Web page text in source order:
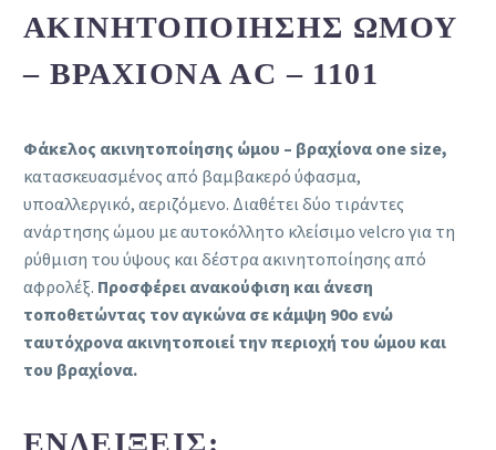
ΑΚΙΝΗΤΟΠΟΊΗΣΗΣ ΏΜΟΥ
– ΒΡΑΧΊΟΝΑ AC – 1101
Φάκελος ακινητοποίησης ώμου – βραχίονα one size,
κατασκευασμένος από βαμβακερό ύφασμα,
υποαλλεργικό, αεριζόμενο. Διαθέτει δύο τιράντες
ανάρτησης ώμου με αυτοκόλλητο κλείσιμο velcro για τη
ρύθμιση του ύψους και δέστρα ακινητοποίησης από
αφρολέξ. Προσφέρει ανακούφιση και άνεση
τοποθετώντας τον αγκώνα σε κάμψη 90o ενώ
ταυτόχρονα ακινητοποιεί την περιοχή του ώμου και
του βραχίονα.